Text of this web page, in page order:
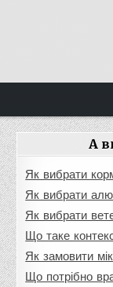
А
Як вибрати
Як вибрати
Як вибрати
Що таке
Як замовити
Що потрібно